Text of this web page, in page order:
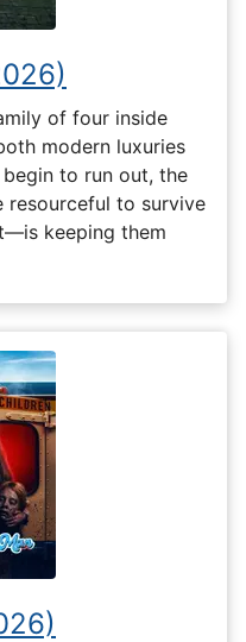
of four inside
modern luxuries
to run out, the
resourceful to survive
keeping them